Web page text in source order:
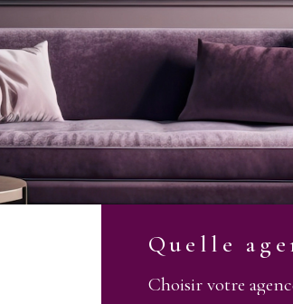
Quelle
Choisir votre